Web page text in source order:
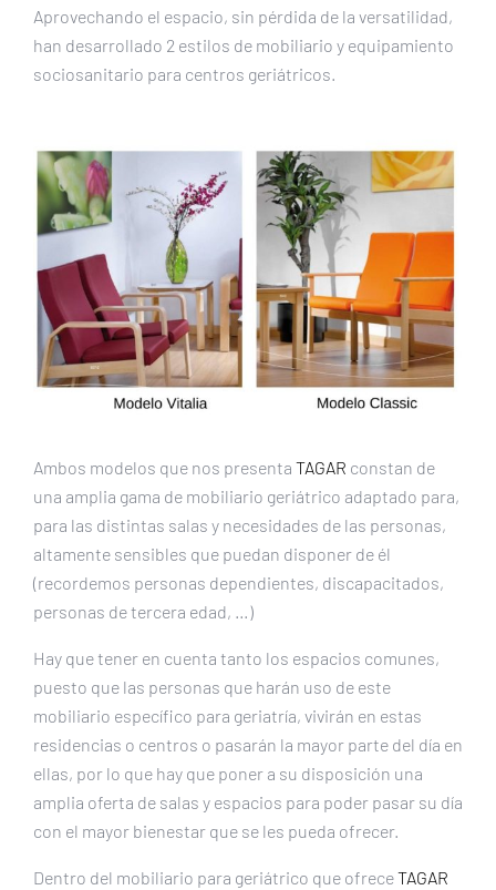
Aprovechando el espacio, sin pérdida de la versatilidad,
han desarrollado 2 estilos de mobiliario y equipamiento
sociosanitario para centros geriátricos.
Ambos modelos que nos presenta TAGAR constan de
una amplia gama de mobiliario geriátrico adaptado para,
para las distintas salas y necesidades de las personas,
altamente sensibles que puedan disponer de él
(recordemos personas dependientes, discapacitados,
personas de tercera edad, …)
Hay que tener en cuenta tanto los espacios comunes,
puesto que las personas que harán uso de este
mobiliario específico para geriatría, vivirán en estas
residencias o centros o pasarán la mayor parte del día en
ellas, por lo que hay que poner a su disposición una
amplia oferta de salas y espacios para poder pasar su día
con el mayor bienestar que se les pueda ofrecer.
Dentro del mobiliario para geriátrico que ofreceTAGAR